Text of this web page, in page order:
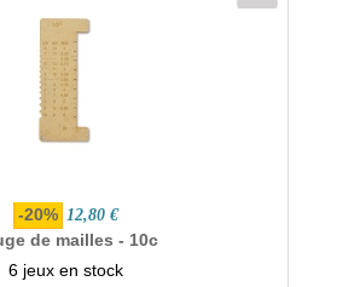
-20% 12,80 €
de mailles - 10c
6 jeux en stock